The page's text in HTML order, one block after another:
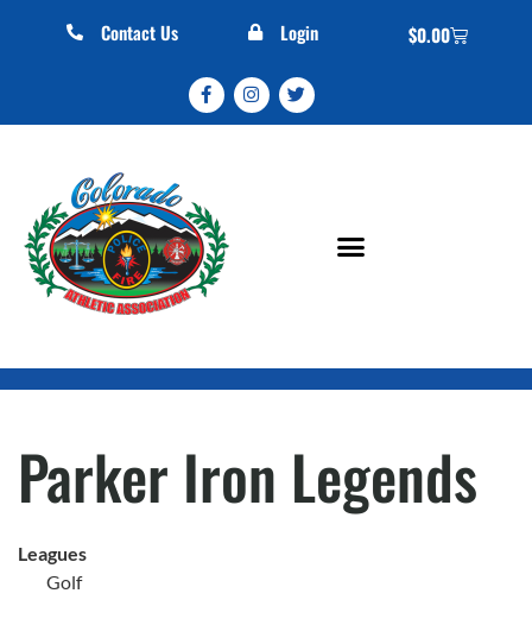
Contact Us Login $0.00
Parker Iron Legends
Leagues
Golf